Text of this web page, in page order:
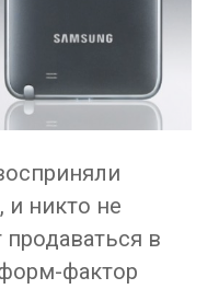
и никто не
в
фактор